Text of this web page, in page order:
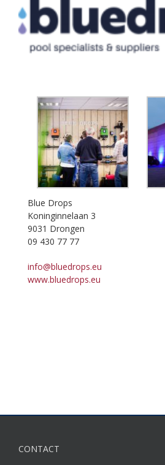
Larger
Image
Blue Drops
Koninginnelaan 3
9031 Drongen
09 430 77 77
info@bluedrops.eu
www.bluedrops.eu
CONTACT